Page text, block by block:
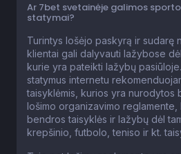
Ar 7bet svetainėje galimos
statymai?
Turintys lošėjo paskyrą ir sudarę
klientai gali dalyvauti lažybose
kurie yra pateikti lažybų
statymus internetu
taisyklėmis, kurios yra nurodytos
lošimo organizavimo
bendros taisyklės ir lažybų dėl
krepšinio, futbolo, teniso ir kt.